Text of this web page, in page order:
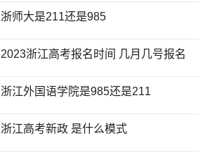
浙师大是211还是985
2023浙江高考报名时间 几月几号报名
浙江外国语学院是985还是211
浙江高考新政 是什么模式